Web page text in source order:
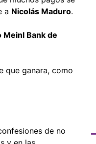
a Nicolás Maduro.
Meinl Bank de
que ganara, como
de no